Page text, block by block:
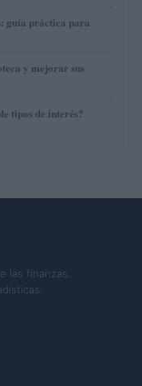
guía práctica para
y mejorar sus
tipos de interés?
las finanzas.